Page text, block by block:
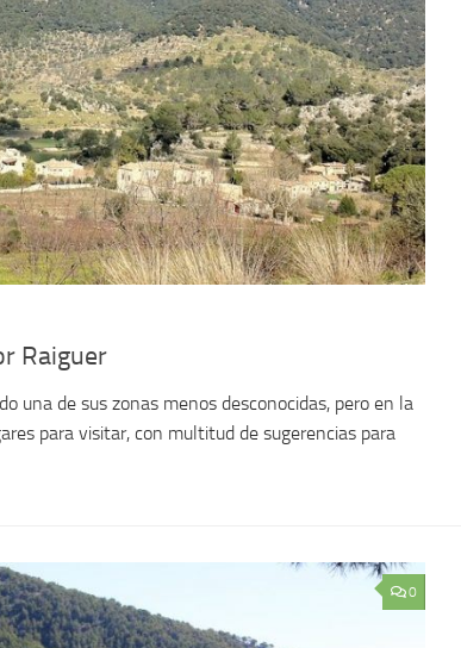
Raiguer
una de sus zonas menos desconocidas, pero en la
para visitar, con multitud de sugerencias para
0